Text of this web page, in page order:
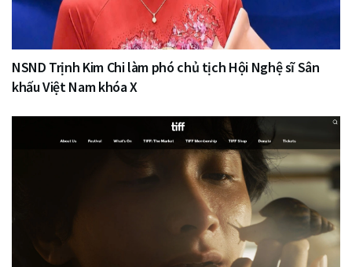
NSND Trịnh Kim Chi làm phó chủ tịch Hội Nghệ sĩ Sân
khấu Việt Nam khóa X